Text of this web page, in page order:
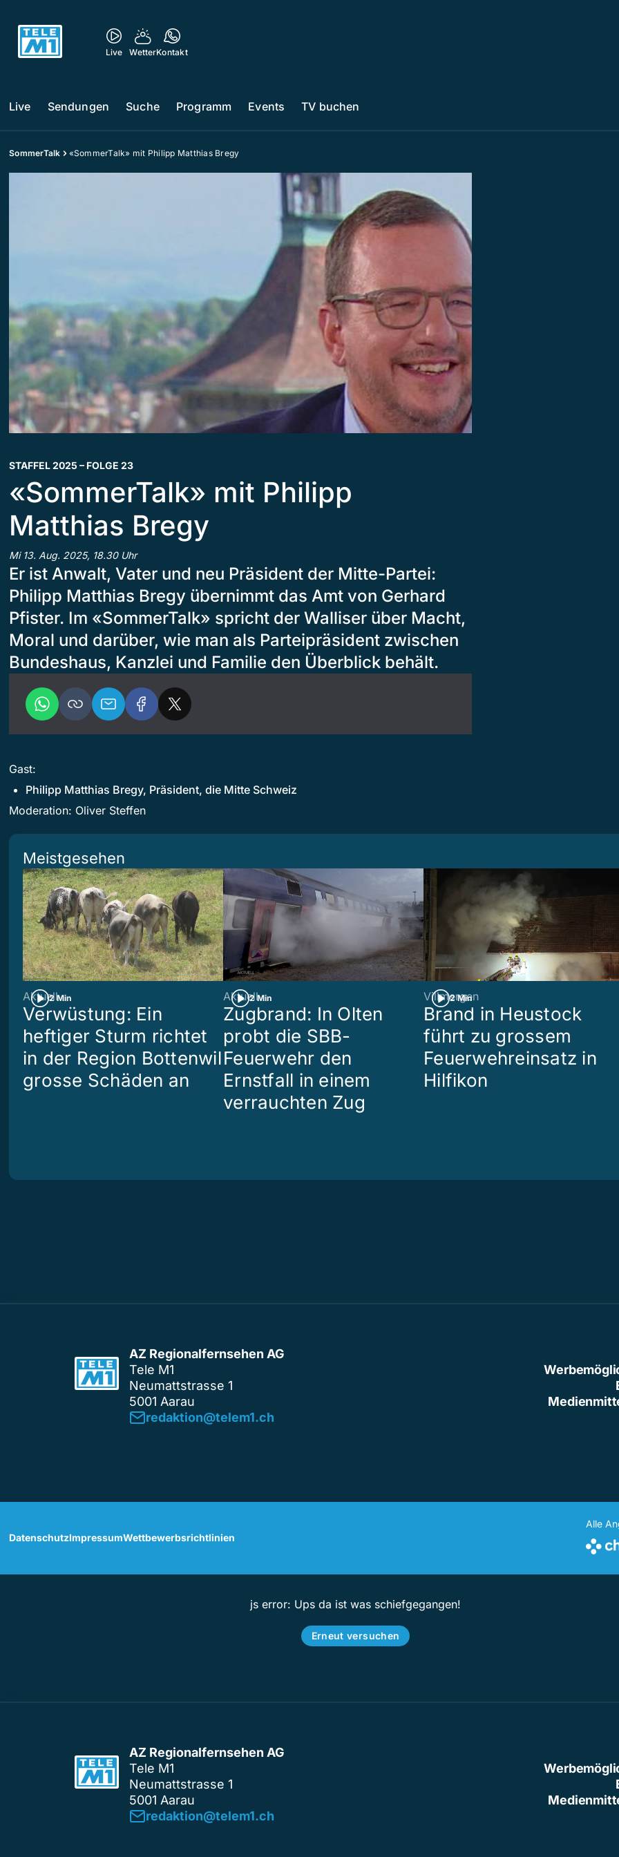
Live WetterKontakt
Live Sendungen Suche Programm Events TV buchen
SommerTalk «SommerTalk» mit Philipp Matthias Bregy
STAFFEL 2025 – FOLGE 23
«SommerTalk» mit Philipp
Matthias Bregy
Mi 13. Aug. 2025, 18.30 Uhr
Er ist Anwalt, Vater und neu Präsident der Mitte-Partei:
Philipp Matthias Bregy übernimmt das Amt von Gerhard
Pfister. Im «SommerTalk» spricht der Walliser über Macht,
Moral und darüber, wie man als Parteipräsident zwischen
Bundeshaus, Kanzlei und Familie den Überblick behält.
Gast:
Philipp Matthias Bregy, Präsident, die Mitte Schweiz
Moderation: Oliver Steffen
Meistgesehen
2 Min
Aktuell
Verwüstung: Ein
heftiger Sturm richtet
in der Region Bottenwil
grosse Schäden an
2 Min
Aktuell
Zugbrand: In Olten
probt die SBB-
Feuerwehr den
Ernstfall in einem
verrauchten Zug
2 Min
Villmergen
Brand in Heustock
führt zu grossem
Feuerwehreinsatz in
Hilfikon
AZ Regionalfernsehen AG
Tele M1
Neumattstrasse 1
5001 Aarau
redaktion@telem1.ch
DatenschutzImpressumWettbewerbsrichtlinien
Alle
js error: Ups da ist was schiefgegangen!
Erneut versuchen
AZ Regionalfernsehen AG
Tele M1
Neumattstrasse 1
5001 Aarau
redaktion@telem1.ch